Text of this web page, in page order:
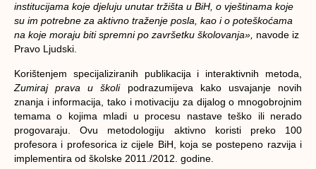
institucijama koje djeluju unutar tržišta u BiH, o vještinama koje
su im potrebne za aktivno traženje posla, kao i o poteškoćama
na koje moraju biti spremni po završetku školovanja» navode iz
Pravo Ljudski.
Korištenjem specijaliziranih publikacija i interaktivnih metoda,
Zumiraj prava u školi podrazumijeva kako usvajanje novih
znanja i informacija, tako i motivaciju za dijalog o mnogobrojnim
temama o kojima mladi u procesu nastave teško ili nerado
progovaraju. Ovu metodologiju aktivno koristi preko 100
profesora i profesorica iz cijele BiH, koja se postepeno razvija i
implementira od školske 2011./2012. godine.